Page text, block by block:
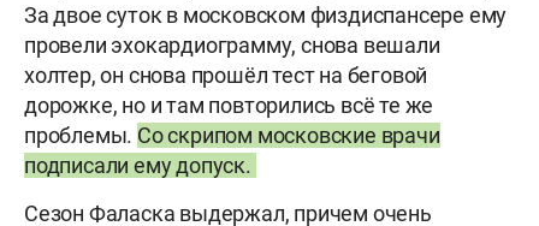
За двое суток в московском физдиспансере ему
провели эхокардиограмму, снова вешали
холтер, он снова прошёл тест на беговой
дорожке, но и там повторились всё те же
проблемы. Со скрипом московские врачи
подписали ему допуск.
Сезон Фаласка выдержал, причем очень